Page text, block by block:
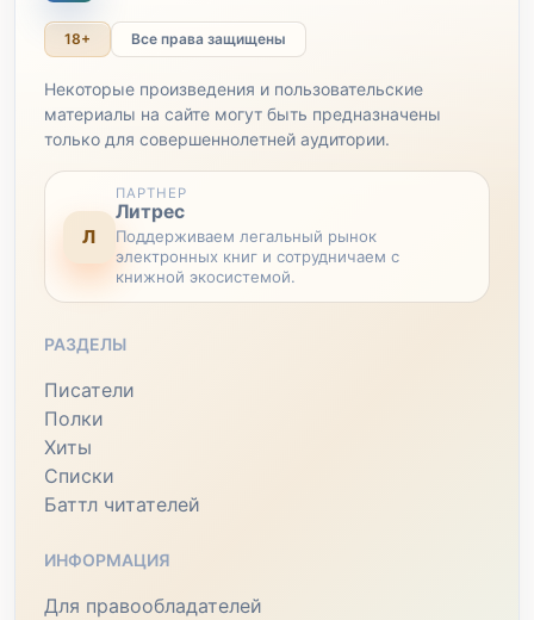
18+ Все права защищены
Некоторые произведения и пользовательские
материалы на сайте могут быть предназначены
только для совершеннолетней аудитории.
Л
ПАРТНЕР
Литрес
Поддерживаем легальный рынок
электронных книг и сотрудничаем с
книжной экосистемой.
РАЗДЕЛЫ
Писатели
Полки
Хиты
Списки
Баттл читателей
ИНФОРМАЦИЯ
Для правообладателей